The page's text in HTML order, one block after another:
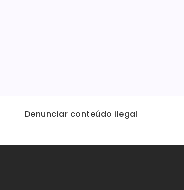
Denunciar conteúdo ilegal